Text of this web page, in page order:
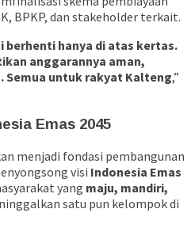
BPKP, dan stakeholder terkait.
hanya di atas kertas.
anggarannya aman,
Semua untuk rakyat Kalteng,”
Emas 2045
menjadi fondasi pembangunan
visi Indonesia Emas
yang maju, mandiri,
satu pun kelompok di